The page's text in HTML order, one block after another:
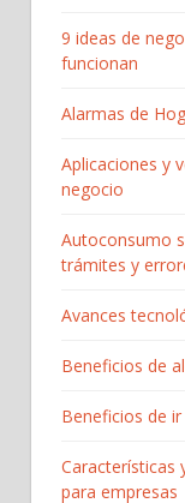
9 ideas de
funcionan
Alarmas de
Aplicaciones y
negocio
Autoconsumo
trámites y
Avances
Beneficios de
Beneficios de
Características
para empresas